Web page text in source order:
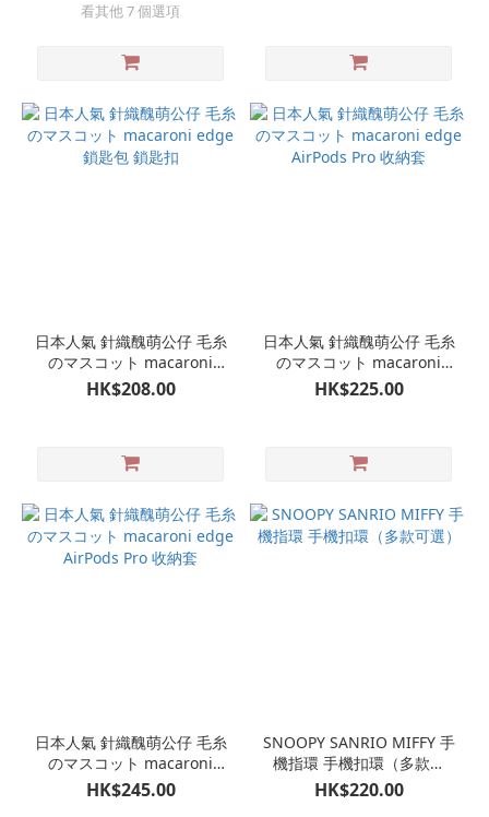
看其他 7 個選項
日本人氣 針織醜萌公仔 毛糸
のマスコット macaroni
edge 鎖匙包 鎖匙扣
HK$208.00
日本人氣 針織醜萌公仔 毛糸
のマスコット macaroni
edge AirPods Pro 收納套
HK$225.00
日本人氣 針織醜萌公仔 毛糸
のマスコット macaroni
edge AirPods Pro 收納套
HK$245.00
SNOOPY SANRIO MIFFY 手
機指環 手機扣環（多款可
選）
HK$220.00